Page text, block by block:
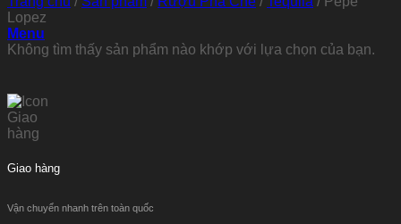
Lopez
Menu
Không tìm thấy sản phẩm nào khớp với lựa chọn của bạn.
Giao hàng
Vận chuyển nhanh trên toàn quốc